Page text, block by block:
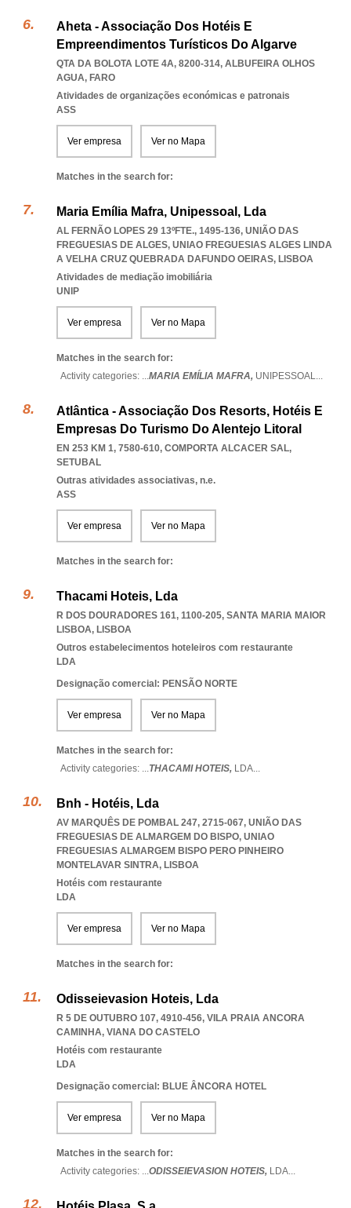
Aheta - Associação Dos Hotéis E
Empreendimentos Turísticos Do Algarve
QTA DA BOLOTA LOTE 4A, 8200-314, ALBUFEIRA OLHOS
AGUA, FARO
Atividades de organizações económicas e patronais
ASS
Ver empresa Ver no Mapa
Matches in the search for:
Maria Emília Mafra, Unipessoal, Lda
AL FERNÃO LOPES 29 13ºFTE., 1495-136, UNIÃO DAS
FREGUESIAS DE ALGES, UNIAO FREGUESIAS ALGES LINDA
A VELHA CRUZ QUEBRADA DAFUNDO OEIRAS, LISBOA
Atividades de mediação imobiliária
UNIP
Ver empresa Ver no Mapa
Matches in the search for:
Activity categories: ...MARIA EMÍLIA MAFRA, UNIPESSOAL...
Atlântica - Associação Dos Resorts, Hotéis E
Empresas Do Turismo Do Alentejo Litoral
EN 253 KM 1, 7580-610, COMPORTA ALCACER SAL,
SETUBAL
Outras atividades associativas, n.e.
ASS
Ver empresa Ver no Mapa
Matches in the search for:
Thacami Hoteis, Lda
R DOS DOURADORES 161, 1100-205, SANTA MARIA MAIOR
LISBOA, LISBOA
Outros estabelecimentos hoteleiros com restaurante
LDA
Designação comercial: PENSÃO NORTE
Ver empresa Ver no Mapa
Matches in the search for:
Activity categories: ...THACAMI HOTEIS, LDA...
Bnh - Hotéis, Lda
AV MARQUÊS DE POMBAL 247, 2715-067, UNIÃO DAS
FREGUESIAS DE ALMARGEM DO BISPO, UNIAO
FREGUESIAS ALMARGEM BISPO PERO PINHEIRO
MONTELAVAR SINTRA, LISBOA
Hotéis com restaurante
LDA
Ver empresa Ver no Mapa
Matches in the search for:
Odisseievasion Hoteis, Lda
R 5 DE OUTUBRO 107, 4910-456, VILA PRAIA ANCORA
CAMINHA, VIANA DO CASTELO
Hotéis com restaurante
LDA
Designação comercial: BLUE ÂNCORA HOTEL
Ver empresa Ver no Mapa
Matches in the search for:
Activity categories: ...ODISSEIEVASION HOTEIS, LDA...